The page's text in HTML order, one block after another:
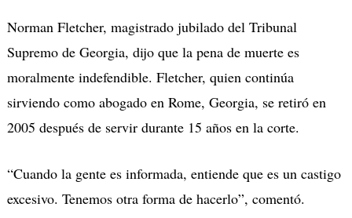
Norman Fletcher, magistrado jubilado del Tribunal
Supremo de Georgia, dijo que la pena de muerte es
moralmente indefendible. Fletcher, quien continúa
sirviendo como abogado en Rome, Georgia, se retiró en
2005 después de servir durante 15 años en la corte.
“Cuando la gente es informada, entiende que es un castigo
excesivo. Tenemos otra forma de hacerlo”, comentó.